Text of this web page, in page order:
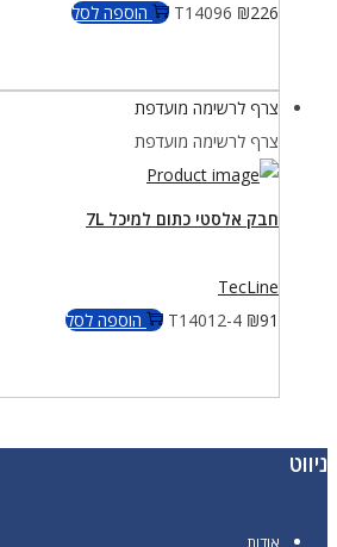
T14096 ₪226 הוספה לסל
צרף לרשימה מועדפת
צרף לרשימה מועדפת
חבק אלסטי כתום למיכל 7L
TecLine
T14012-4 ₪91 הוספה לסל
ניווט
אודות